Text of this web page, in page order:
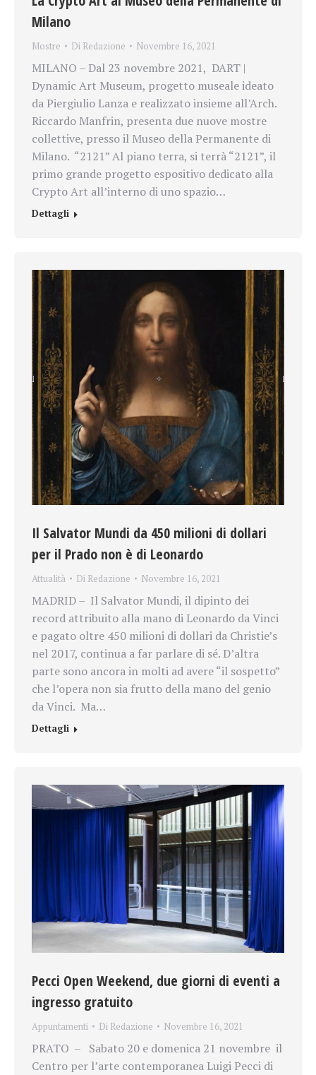
Milano
Mostre Di Redazione Novembre 16, 2021
MILANO – Dal 23 novembre 2021, DART |
Dynamic Art Museum, progetto museale ideato
da Piergiulio Lanza e realizzato insieme all’Arch.
Riccardo Manfrin, presenta due nuove mostre
collettive, presso il Museo della Permanente di
Milano. “2121” Al piano terra, si terrà “2121”, il
primo grande progetto espositivo dedicato alla
Crypto Art all’interno di uno spazio…
Dettagli
Il Salvator Mundi da 450 milioni di dollari
per il Prado non è di Leonardo
Attualità Di Redazione Novembre 16, 2021
MADRID – Il Salvator Mundi, il dipinto dei
record attribuito alla mano di Leonardo da Vinci
e pagato oltre 450 milioni di dollari da Christie’s
nel 2017, continua a far parlare di sé. D’altra
parte sono ancora in molti ad avere “il sospetto”
che l’opera non sia frutto della mano del genio
da Vinci. Ma…
Dettagli
Pecci Open Weekend, due giorni di eventi a
ingresso gratuito
Appuntamenti Di Redazione Novembre 16, 2021
PRATO – Sabato 20 e domenica 21 novembre il
Centro per l’arte contemporanea Luigi Pecci di